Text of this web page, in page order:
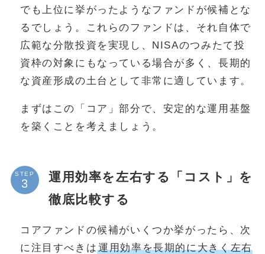
でも上位に挙がったようなファンドが候補とな
るでしょう。これらのファンドは、それ自体で
広範な分散投資を実現し、NISAのつみたて投
資枠の対象にもなっている場合が多く、長期的
な資産形成の土台として非常に適しています。
まずはこの「コア」部分で、安定的な運用基盤
を築くことを考えましょう。
STEP
運用効率を左右する「コスト」を
徹底比較する
コアファンドの候補がいくつか挙がったら、次
に注目すべきは運用効率を長期的に大きく左右